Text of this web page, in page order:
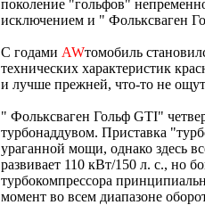
поколение "гольфов"
исключением и " Фольксваген
С годами AWтомобиль
технических характеристик
и лучше прежней, что-то не
" Фольксваген Гольф GTI"
турбонаддувом. Приставка
ураганной мощи, однако здесь
развивает 110 кВт/150 л. с., но
турбокомпрессора
момент во всем диапазоне